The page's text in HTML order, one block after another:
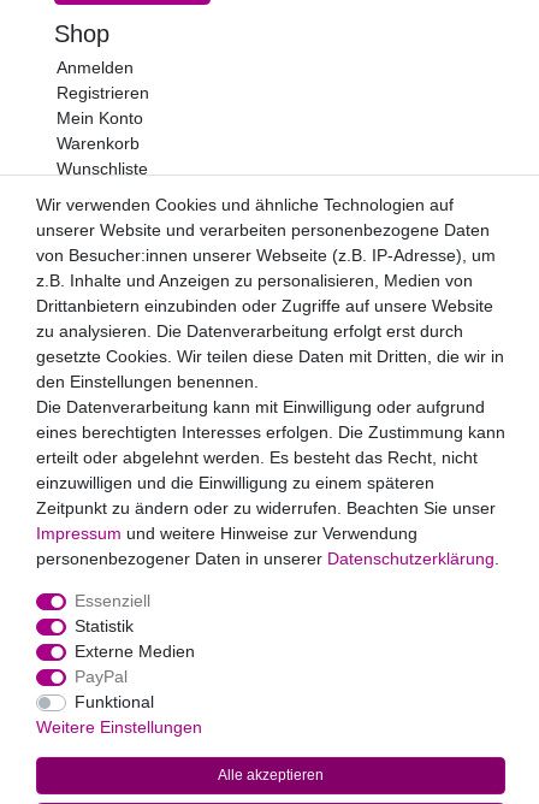
Shop
Anmelden
Registrieren
Mein Konto
Warenkorb
Wunschliste
Newsletter
E-MAIL **
Newsletter
Honig
Hiermit bestätige ich, dass ich dieDaten­schutz­erklärung
gelesen habe. Meine Einwilligung kann ich jederzeit
widerrufen.**
Abonnieren
** Hierbei handelt es sich um ein Pflichtfeld.
Zahlungsarten
Widerrufs­recht
Markus Baur Premium Weddings. Alle Rechte vorbehalten.
Wir verwenden Cookies und ähnliche Technologien auf
unserer Website und verarbeiten personenbezogene Daten
von Besucher:innen unserer Webseite (z.B. IP-Adresse), um
z.B. Inhalte und Anzeigen zu personalisieren, Medien von
Drittanbietern einzubinden oder Zugriffe auf unsere Website
zu analysieren. Die Datenverarbeitung erfolgt erst durch
gesetzte Cookies. Wir teilen diese Daten mit Dritten, die wir in
den Einstellungen benennen.
Die Datenverarbeitung kann mit Einwilligung oder aufgrund
eines berechtigten Interesses erfolgen. Die Zustimmung kann
erteilt oder abgelehnt werden. Es besteht das Recht, nicht
einzuwilligen und die Einwilligung zu einem späteren
Zeitpunkt zu ändern oder zu widerrufen. Beachten Sie unser
Impressum und weitere Hinweise zur Verwendung
personenbezogener Daten in unserer Daten­schutz­erklärung
Essenziell
Statistik
Externe Medien
PayPal
Funktional
Weitere Einstellungen
Alle akzeptieren